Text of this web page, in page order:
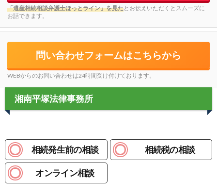
「遺産相続相談弁護士ほっとライン」を見たとお伝えいただくとスムーズに
お話できます。
問い合わせフォームはこちらから
WEBからのお問い合わせは24時間受け付けております。
湘南平塚法律事務所
相続発生前の相談 相続税の相談
オンライン相談